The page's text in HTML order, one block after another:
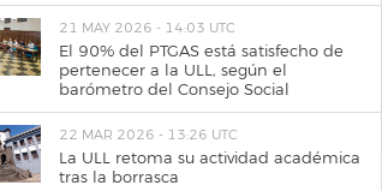
21 MAY 2026 - 14:03 UTC
El 90% del PTGAS está satisfecho de
pertenecer a la ULL, según el
barómetro del Consejo Social
22 MAR 2026 - 13:26 UTC
La ULL retoma su actividad académica
tras la borrasca